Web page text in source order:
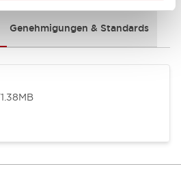
Genehmigungen & Standards
1.38MB